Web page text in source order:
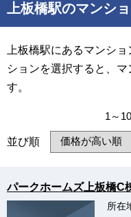
上板橋駅のマンシ
上板橋駅にあるマンシ
ションを選択すると、
す。
1～
並び順
パークホームズ上板橋C
所在